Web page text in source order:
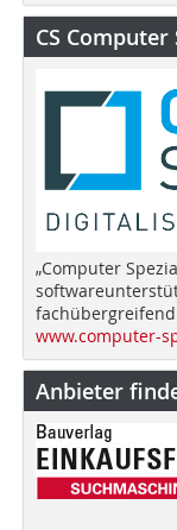
CS Computer
„Computer
www.computer-
Anbieter